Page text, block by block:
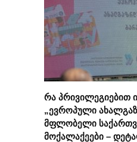
რა პრივილეგიებით
„ევროპული
მფლობელი
მოქალაქეები –